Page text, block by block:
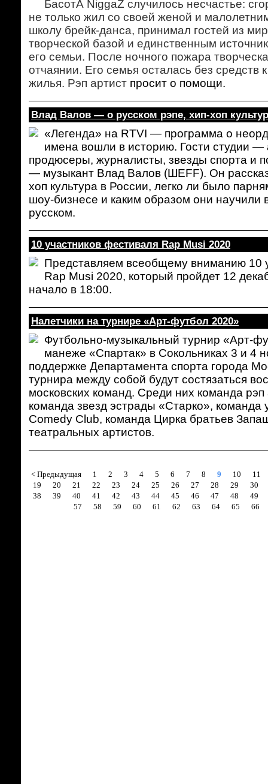
БасотА NiggaZ случилось несчастье:
не только жил со своей женой и
школу брейк-данса, принимал гостей из
творческой базой и единственным
его семьи. После ночного пожара
отчаянии. Его семья осталась без средств
жилья. Рэп артист просит о помощи.
Влад Валов — о русском рэпе, хип-хоп
«Легенда» на RTVI — программа о
имена вошли в историю. Гости студии —
продюсеры, журналисты, звезды спорта и
— музыкант Влад Валов (ШЕFF). Он
хоп культура в России, легко ли было
шоу-бизнесе и каким образом они научили
русском.
10 участников фестиваля Rap Musi 2020
Представляем всеобщему вниманию 10
Rap Musi 2020, который пройдет 12
начало в 18:00.
Налетчики на турнире «Арт-футбол 2020»
Футбольно-музыкальный турнир «Арт-
манеже «Спартак» в Сокольниках 3 и 4
поддержке Департамента спорта города
турнира между собой будут состязаться
московских команд. Среди них команда
команда звезд эстрады «Старко», команда
Comedy Club, команда Цирка братьев
театральных артистов.
< Предыдущая 1 2 3 4 5 6 7 8 9 10
11
19
20 21 22 23 24 25 26 27 28 29
30
38
39 40 41 42 43 44 45 46 47 48
49
57
58 59 60 61 62 63 64 65 66